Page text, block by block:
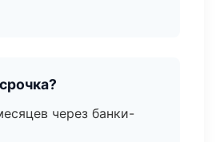
через банки-